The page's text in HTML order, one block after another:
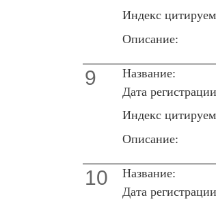
Индекс
Описание:
9 Название:
Дата
Индекс
Описание:
10 Название:
Дата